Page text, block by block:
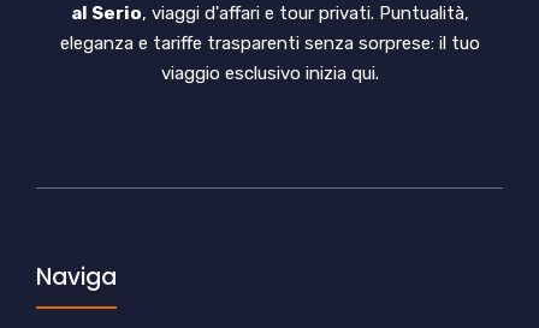
al Serio, viaggi d'affari e tour privati. Puntualità,
eleganza e tariffe trasparenti senza sorprese: il tuo
viaggio esclusivo inizia qui.
Naviga